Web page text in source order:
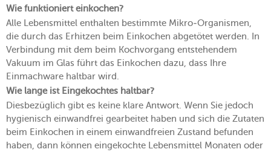
Wie funktioniert einkochen?
Alle Lebensmittel enthalten bestimmte Mikro-Organismen,
die durch das Erhitzen beim Einkochen abgetötet werden. In
Verbindung mit dem beim Kochvorgang entstehendem
Vakuum im Glas führt das Einkochen dazu, dass Ihre
Einmachware haltbar wird.
Wie lange ist Eingekochtes haltbar?
Diesbezüglich gibt es keine klare Antwort. Wenn Sie jedoch
hygienisch einwandfrei gearbeitet haben und sich die Zutaten
beim Einkochen in einem einwandfreien Zustand befunden
haben, dann können eingekochte Lebensmittel Monaten oder